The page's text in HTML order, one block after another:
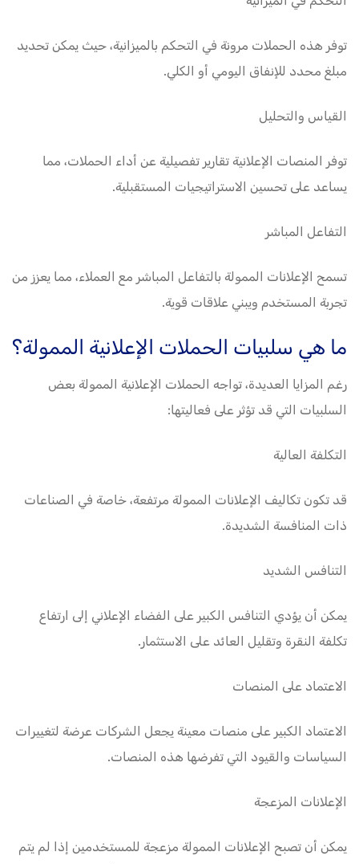
توفر هذه الحملات مرونة في التحكم بالميزانية، حيث يمكن تحديد
مبلغ محدد للإنفاق اليومي أو الكلي.
القياس والتحليل
توفر المنصات الإعلانية تقارير تفصيلية عن أداء الحملات، مما
يساعد على تحسين الاستراتيجيات المستقبلية.
التفاعل المباشر
تسمح الإعلانات الممولة بالتفاعل المباشر مع العملاء، مما يعزز من
تجربة المستخدم ويبني علاقات قوية.
ما هي سلبيات الحملات الإعلانية الممولة؟
رغم المزايا العديدة، تواجه الحملات الإعلانية الممولة بعض
السلبيات التي قد تؤثر على فعاليتها:
التكلفة العالية
قد تكون تكاليف الإعلانات الممولة مرتفعة، خاصة في الصناعات
ذات المنافسة الشديدة.
التنافس الشديد
يمكن أن يؤدي التنافس الكبير على الفضاء الإعلاني إلى ارتفاع
تكلفة النقرة وتقليل العائد على الاستثمار.
الاعتماد على المنصات
الاعتماد الكبير على منصات معينة يجعل الشركات عرضة لتغييرات
السياسات والقيود التي تفرضها هذه المنصات.
الإعلانات المزعجة
يمكن أن تصبح الإعلانات الممولة مزعجة للمستخدمين إذا لم يتم